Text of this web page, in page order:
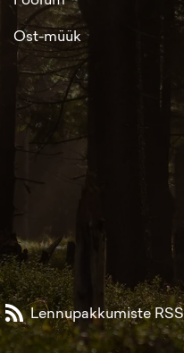
Ost-müük
Lennupakkumiste RSS